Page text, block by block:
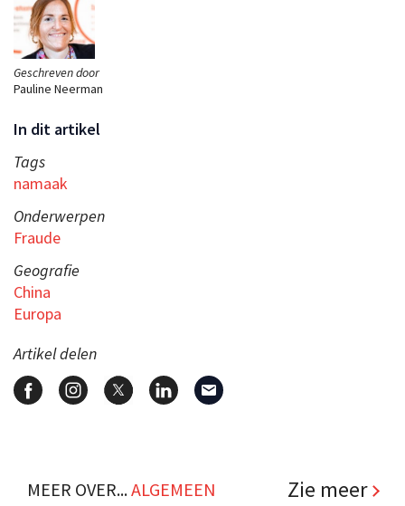
Geschreven door
Pauline Neerman
In dit artikel
Tags
namaak
Onderwerpen
Fraude
Geografie
China
Europa
Artikel delen
MEER OVER...ALGEMEEN Zie meer